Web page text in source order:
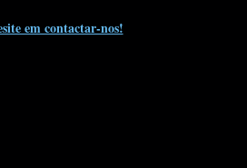
em contactar-nos!